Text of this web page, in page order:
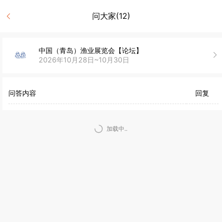
问大家(12)
中国（青岛）渔业展览会【论坛】
2026年10月28日~10月30日
问答内容 回复
加载中..